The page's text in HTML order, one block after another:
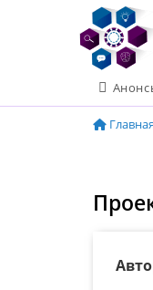
содержимому
Главная